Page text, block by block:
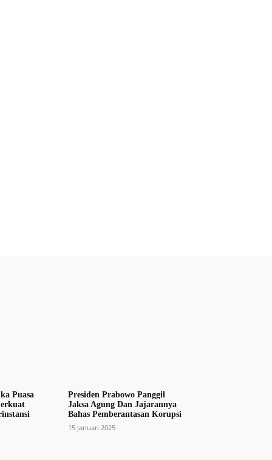
Puasa
Presiden Prabowo Panggil
Jaksa Agung Dan Jajarannya
Bahas Pemberantasan Korupsi
15 Januari 2025